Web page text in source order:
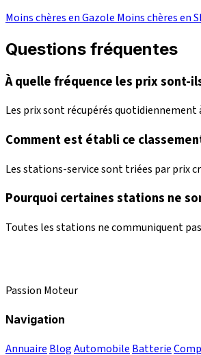
Moins chères en Gazole Moins chères en
Questions fréquentes
À quelle fréquence les prix sont-
Les prix sont récupérés
Comment est établi ce
Les stations-service sont triées par prix
Pourquoi certaines stations ne
Toutes les stations ne communiquent
Passion Moteur
Navigation
Annuaire BlogAutomobile Batterie